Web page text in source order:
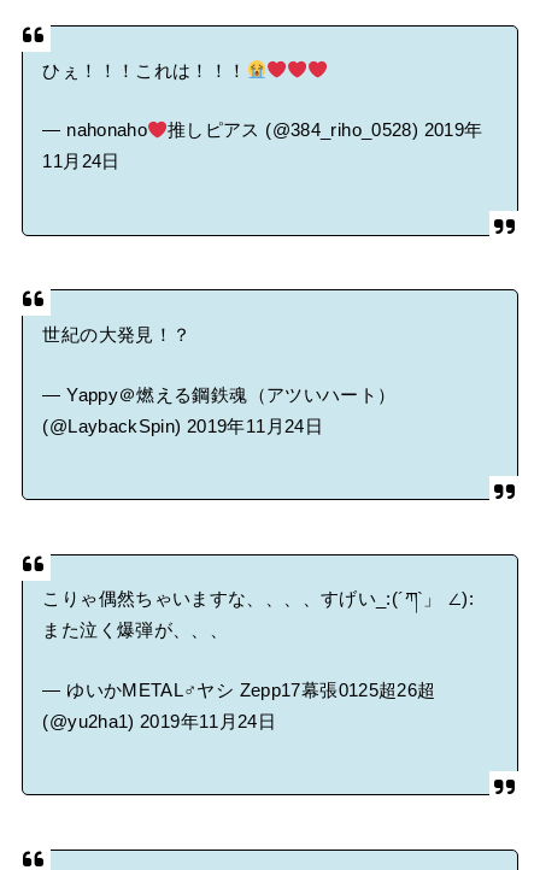
ひぇ！！！これは！！！
— nahonaho 推しピアス (@384_riho_0528) 2019年
11月24日
世紀の大発見！？
— Yappy＠燃える鋼鉄魂（アツいハート）
(@LaybackSpin) 2019年11月24日
こりゃ偶然ちゃいますな、、、、すげい_:(´ཀ`」 ∠):
また泣く爆弾が、、、
— ゆいかMETAL♂ヤシ Zepp17幕張0125超26超
(@yu2ha1) 2019年11月24日